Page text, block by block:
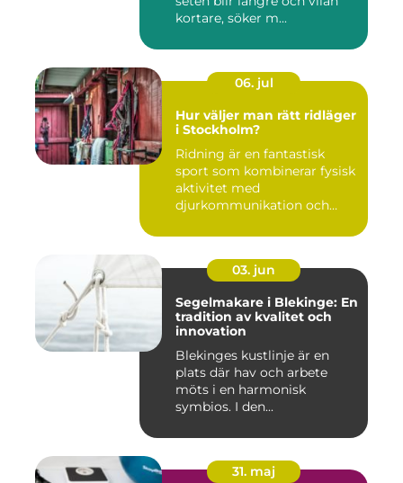
kortare, söker m...
06. jul
Hur väljer man rätt ridläger
i Stockholm?
Ridning är en fantastisk
sport som kombinerar fysisk
aktivitet med
djurkommunikation och
03. jun
Segelmakare i Blekinge: En
tradition av kvalitet och
innovation
Blekinges kustlinje är en
plats där hav och arbete
möts i en harmonisk
symbios. I den...
31. maj